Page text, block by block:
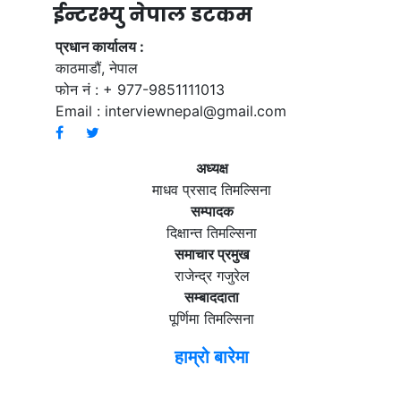
ईन्टरभ्यु नेपाल डटकम
प्रधान कार्यालय :
काठमाडौं, नेपाल
फोन नं : + 977-9851111013
Email : interviewnepal@gmail.com
अध्यक्ष
माधव प्रसाद तिमल्सिना
सम्पादक
दिक्षान्त तिमल्सिना
समाचार प्रमुख
राजेन्द्र गजुरेल
सम्बाददाता
पूर्णिमा तिमल्सिना
हाम्रो बारेमा